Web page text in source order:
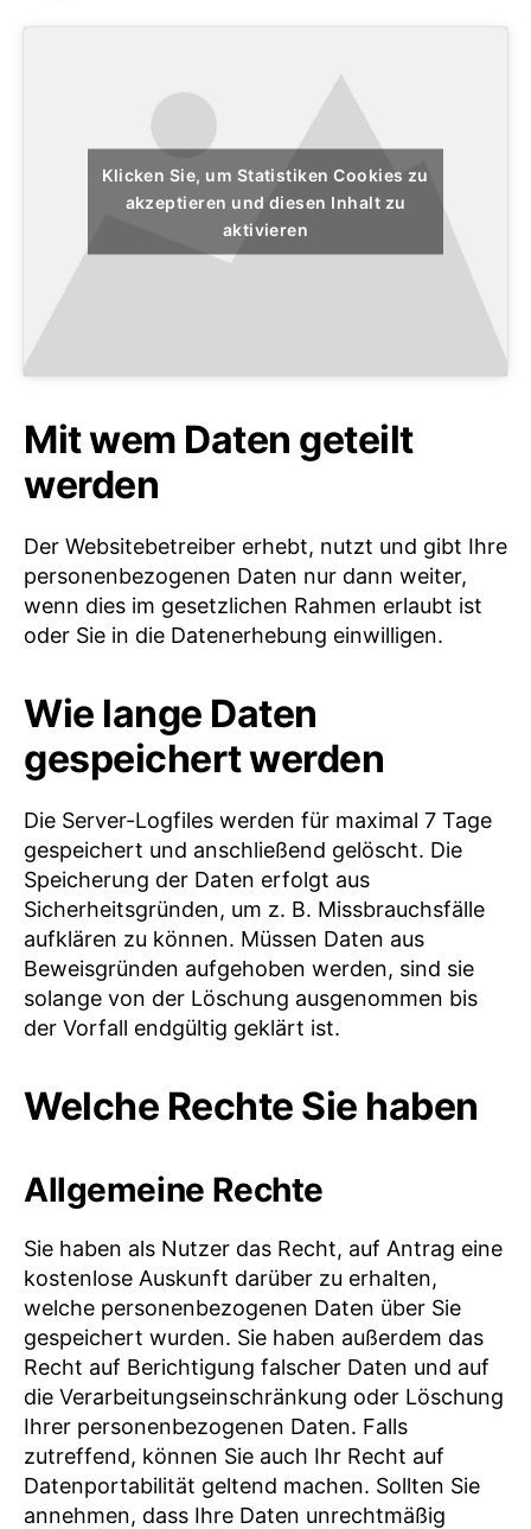
Klicken Sie, um Statistiken Cookies zu
akzeptieren und diesen Inhalt zu
aktivieren
Mit wem Daten geteilt
werden
Der Websitebetreiber erhebt, nutzt und gibt Ihre
personenbezogenen Daten nur dann weiter,
wenn dies im gesetzlichen Rahmen erlaubt ist
oder Sie in die Datenerhebung einwilligen.
Wie lange Daten
gespeichert werden
Die Server-Logfiles werden für maximal 7 Tage
gespeichert und anschließend gelöscht. Die
Speicherung der Daten erfolgt aus
Sicherheitsgründen, um z. B. Missbrauchsfälle
aufklären zu können. Müssen Daten aus
Beweisgründen aufgehoben werden, sind sie
solange von der Löschung ausgenommen bis
der Vorfall endgültig geklärt ist.
Welche Rechte Sie haben
Allgemeine Rechte
Sie haben als Nutzer das Recht, auf Antrag eine
kostenlose Auskunft darüber zu erhalten,
welche personenbezogenen Daten über Sie
gespeichert wurden. Sie haben außerdem das
Recht auf Berichtigung falscher Daten und auf
die Verarbeitungseinschränkung oder Löschung
Ihrer personenbezogenen Daten. Falls
zutreffend, können Sie auch Ihr Recht auf
Datenportabilität geltend machen. Sollten Sie
annehmen, dass Ihre Daten unrechtmäßig